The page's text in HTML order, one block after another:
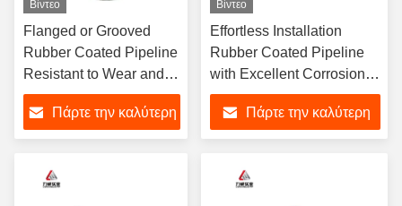
Βίντεο
Flanged or Grooved
Rubber Coated Pipeline
Resistant to Wear and
Tear for Long-lasting
Performance
Πάρτε την καλύτερη
Βίντεο
Effortless Installation
Rubber Coated Pipeline
with Excellent Corrosion
Resistance from Henan
Πάρτε την καλύτερη